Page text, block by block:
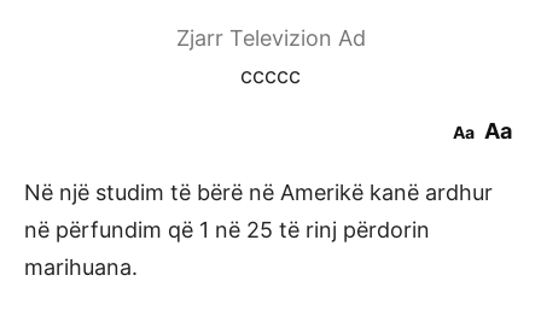
Zjarr Televizion Ad
ccccc
Aa Aa
Në një studim të bërë në Amerikë kanë ardhur
në përfundim që 1 në 25 të rinj përdorin
marihuana.